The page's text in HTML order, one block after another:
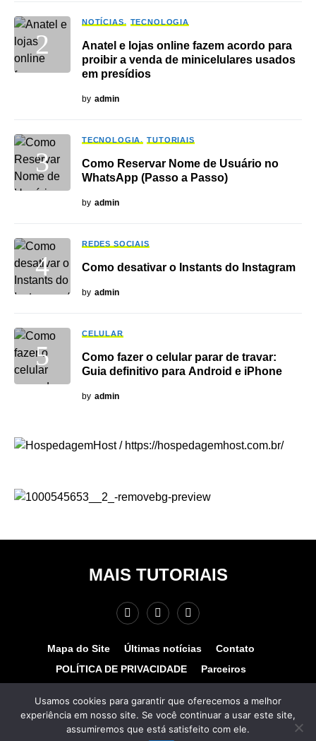
NOTÍCIAS TECNOLOGIA
Anatel e lojas online fazem acordo para
proibir a venda de minicelulares usados
em presídios
by admin
TECNOLOGIA TUTORIAIS
Como Reservar Nome de Usuário no
WhatsApp (Passo a Passo)
by admin
REDES SOCIAIS
Como desativar o Instants do Instagram
by admin
CELULAR
Como fazer o celular parar de travar:
Guia definitivo para Android e iPhone
by admin
MAIS TUTORIAIS
Mapa do Site Últimas notícias
Contato
POLÍTICA DE PRIVACIDADE
Parceiros
© COPYRIGHT 2025 - MAIS TUTORIAIS. TODOS OS
DIREITOS RESERVADOS. Desenvolvido por
Usamos cookies para garantir que oferecemos a melhor
experiência em nosso site. Se você continuar a usar este site,
assumiremos que está satisfeito com ele.